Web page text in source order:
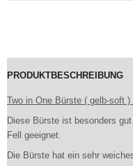
PRODUKTBESCHREIBUNG
Two in One Bürste ( gelb-soft )
Diese Bürste ist besonders
Fell geeignet.
Die Bürste hat ein sehr